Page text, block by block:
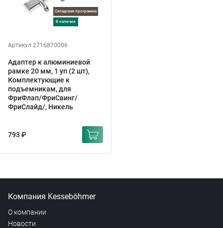
Складская программа
в наличии
Артикул 2716870006
Адаптер к алюминиевой
рамке 20 мм, 1 уп (2 шт),
Комплектующие к
подъемникам, для
ФриФлап/ФриСвинг/
ФриСлайд/, Никель
793 ₽
Компания Kesseböhmer
О компании
Новости